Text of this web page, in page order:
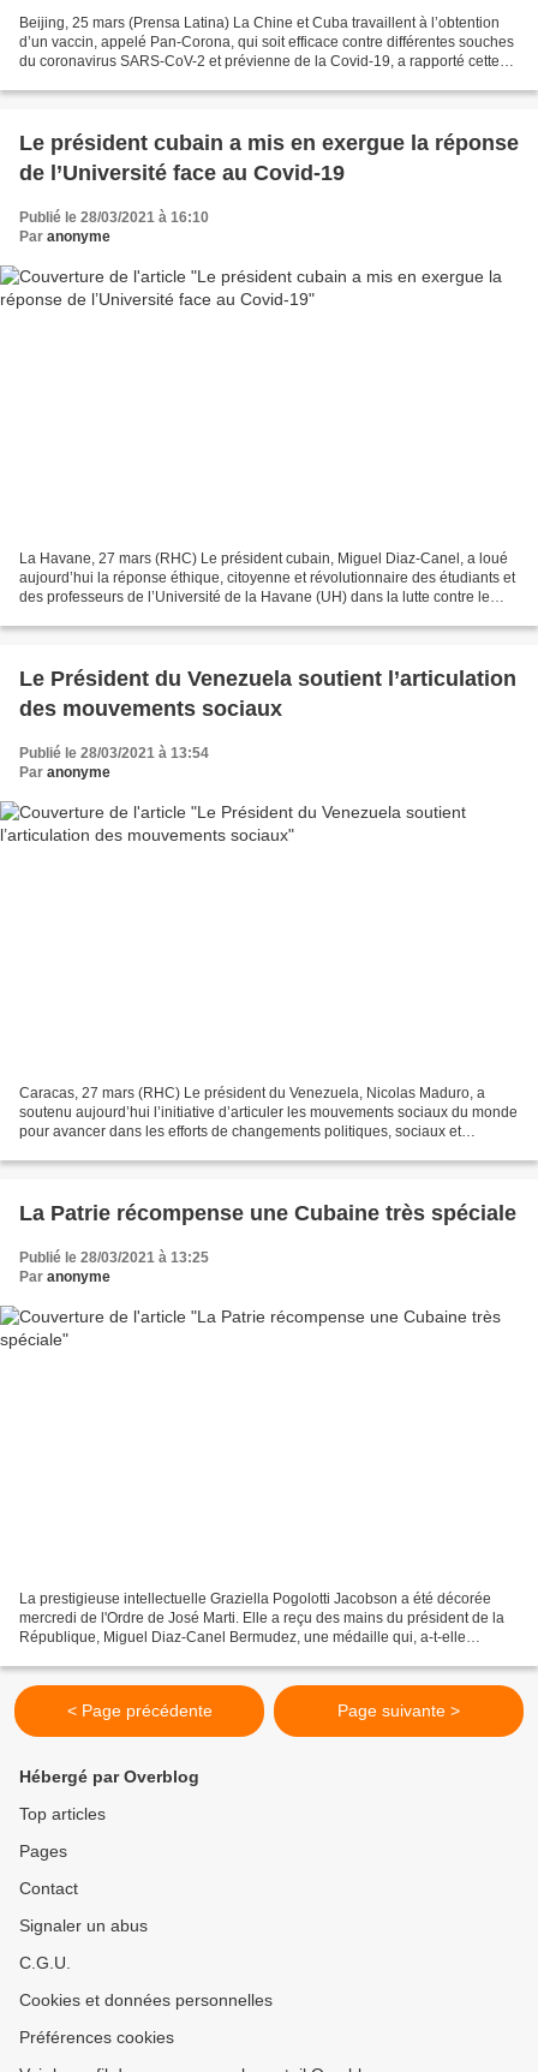
Beijing, 25 mars (Prensa Latina) La Chine et Cuba travaillent à l’obtention
d’un vaccin, appelé Pan-Corona, qui soit efficace contre différentes souches
du coronavirus SARS-CoV-2 et prévienne de la Covid-19, a rapporté cette
Le président cubain a mis en exergue la réponse
de l’Université face au Covid-19
Publié le 28/03/2021 à 16:10
Par anonyme
La Havane, 27 mars (RHC) Le président cubain, Miguel Diaz-Canel, a loué
aujourd’hui la réponse éthique, citoyenne et révolutionnaire des étudiants et
des professeurs de l’Université de la Havane (UH) dans la lutte contre le
Le Président du Venezuela soutient l’articulation
des mouvements sociaux
Publié le 28/03/2021 à 13:54
Par anonyme
Caracas, 27 mars (RHC) Le président du Venezuela, Nicolas Maduro, a
soutenu aujourd’hui l’initiative d’articuler les mouvements sociaux du monde
pour avancer dans les efforts de changements politiques, sociaux et
La Patrie récompense une Cubaine très spéciale
Publié le 28/03/2021 à 13:25
Par anonyme
La prestigieuse intellectuelle Graziella Pogolotti Jacobson a été décorée
mercredi de l'Ordre de José Marti. Elle a reçu des mains du président de la
République, Miguel Diaz-Canel Bermudez, une médaille qui, a-t-elle
< Page précédente Page suivante >
Hébergé par Overblog
Top articles
Pages
Contact
Signaler un abus
C.G.U.
Cookies et données personnelles
Préférences cookies